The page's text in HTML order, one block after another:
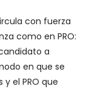
con fuerza
como en PRO:
a
en que se
el PRO que